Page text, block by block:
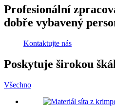
Profesionální
dobře vybavený
Kontaktujte nás
Poskytuje širokou
Všechno